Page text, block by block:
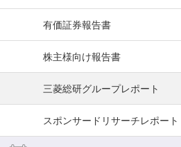
有価証券報告書
株主様向け報告書
三菱総研グループレポート
スポンサードリサーチレポート